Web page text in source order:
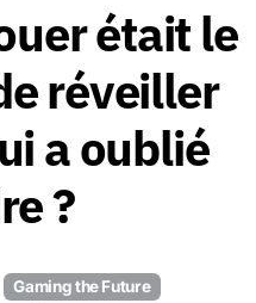
était le
réveiller
a oublié
?
Gaming the Future